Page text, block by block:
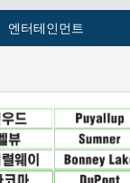
엔터테인먼트